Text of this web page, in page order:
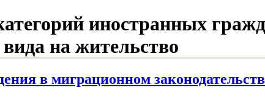
иностранных
на жительство
в миграционном